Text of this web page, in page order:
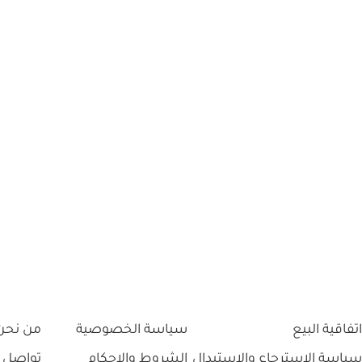
اتفاقية البيع
سياسة الخصوصية
من